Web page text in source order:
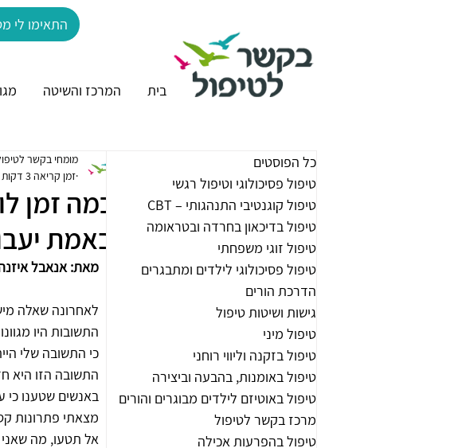
התאימו לי
בית המרכז והשיטה
כמה זמן
באמת
מומחי בקשר
זמן קריאה 3 דקות
מאת: אנאבל
לאחרונה שאלה
התשובות היו
כי התשובה שלי
התשובה הזו היא
באנשים שטענו כי
מצאתי פתרונות
אל תטעו, מה
כל הפוסטים
טיפול פסיכולוגי וטיפול רגשי
טיפול קוגנטיבי התנהגותי – CBT
טיפול בדיכאון בחרדה ובטראומה
טיפול זוגי משפחתי
טיפול פסיכולוגי לילדים ומתבגרים
הדרכת הורים
גישות ושיטות טיפול
טיפול מיני
טיפול בזקנה וליווי רוחני
טיפול באומנות, בהבעה וביצירה
טיפול באוטיזם לילדים מבוגרים והורים
מרכז בקשר לטיפול
טיפול בהפרעות אכילה